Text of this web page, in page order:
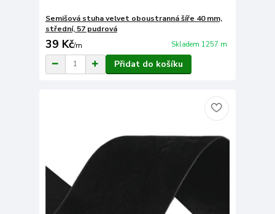
Semišová stuha velvet oboustranná šíře 40 mm,
střední, 57 pudrová
39 Kč/m Skladem 1257 m
Přidat do košíku